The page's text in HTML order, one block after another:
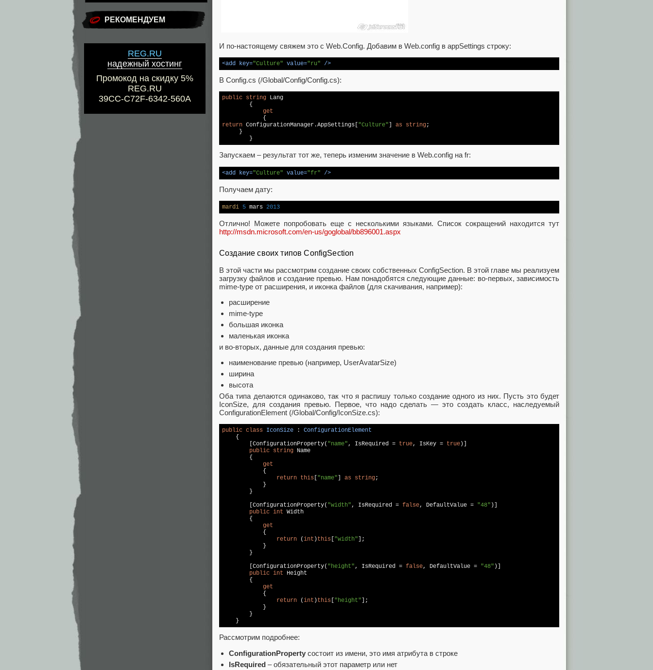
РЕКОМЕНДУЕМ
REG.RU
надежный хостинг
Промокод на скидку 5%
REG.RU
39CC-C72F-6342-560A
И по-настоящему свяжем это с Web.Config. Добавим в Web.config в appSettings строку:
<add key="Culture" value="ru" />
В Config.cs (/Global/Config/Config.cs):
public string Lang
        {
get
return ConfigurationManager.AppSettings[ "Culture" as string;
     }
Запускаем – результат тот же, теперь изменим значение в Web.config на fr:
<add key="Culture" value="fr" />
Получаем дату:
mardi 5 mars 2013
Отлично! Можете попробовать еще с несколькими языками. Список сокращений находится тут
http://msdn.microsoft.com/en-us/goglobal/bb896001.aspx
Создание своих типов ConfigSection
В этой части мы рассмотрим создание своих собственных ConfigSection. В этой главе мы реализуем
загрузку файлов и создание превью. Нам понадобятся следующие данные: во-первых, зависимость
mime-type от расширения, и иконка файлов (для скачивания, например):
расширение
mime-type
большая иконка
маленькая иконка
и во-вторых, данные для создания превью:
наименование превью (например, UserAvatarSize)
ширина
высота
Оба типа делаются одинаково, так что я распишу только создание одного из них. Пусть это будет
IconSize, для создания превью. Первое, что надо сделать — это создать класс, наследуемый
ConfigurationElement (/Global/Config/IconSize.cs):
public class IconSize : ConfigurationElement
    {
        [ConfigurationProperty(
"name", IsRequired = true, IsKey = true )]
public string Name
        {
get
            {
return this "name" as string;
            }
        }
        [ConfigurationProperty(
"width", IsRequired = false, DefaultValue = "48" )]
public int Width
        {
get
            {
return (int )this "width" ];
            }
        }
        [ConfigurationProperty(
"height", IsRequired = false, DefaultValue = "48" )]
public int Height
        {
get
            {
return (int )this "height" ];
            }
        }
Рассмотрим подробнее:
ConfigurationProperty состоит из имени, это имя атрибута в строке
IsRequired – обязательный этот параметр или нет